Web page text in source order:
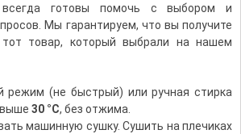
готовы помочь с выбором и
Мы гарантируем, что вы получите
товар, который выбрали на нашем
режим (не быстрый) или ручная стирка
30 °С, без отжима.
машинную сушку. Сушить на плечиках